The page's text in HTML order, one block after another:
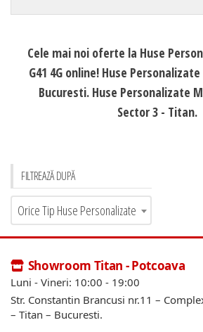
Cele mai noi oferte la Huse
G41 4G online! Huse
Bucuresti. Huse Personalizate
Sector 3 - Titan.
FILTREAZĂ DUPĂ
Orice Tip Huse Personalizate
Showroom Titan - Potcoava
Luni - Vineri: 10:00 - 19:00
Str. Constantin Brancusi nr.11 –
– Titan – Bucuresti.